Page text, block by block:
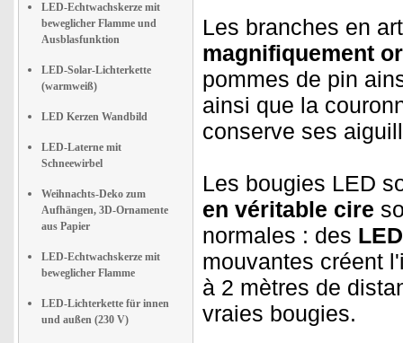
LED-Echtwachskerze mit
beweglicher Flamme und
Ausblasfunktion
LED-Solar-Lichterkette
(warmweiß)
LED Kerzen Wandbild
LED-Laterne mit
Schneewirbel
Weihnachts-Deko zum
Aufhängen, 3D-Ornamente
aus Papier
LED-Echtwachskerze mit
beweglicher Flamme
LED-Lichterkette für innen
und außen (230 V)
Les branches en
magnifiquement
pommes de pin
ainsi que la
conserve ses
Les bougies LED
en véritable cire
normales : des
mouvantes créent
à 2 mètres de
vraies bougies.